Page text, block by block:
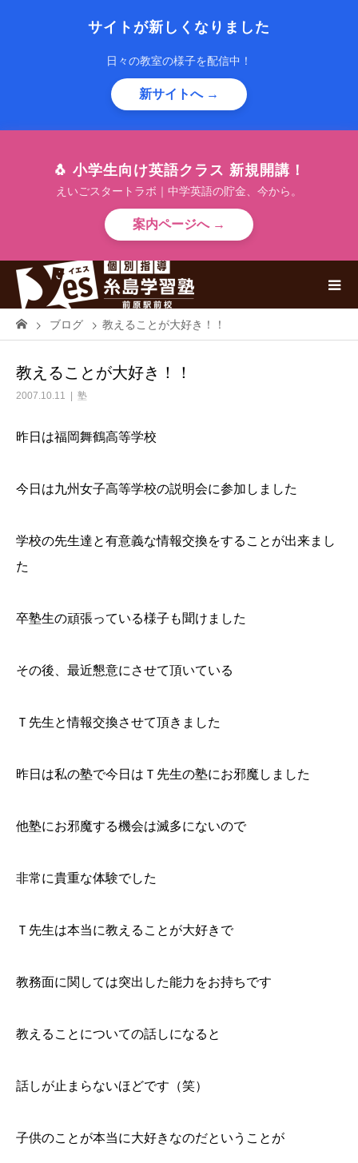
サイトが新しくなりました
日々の教室の様子を配信中！
新サイトへ →
🐧 小学生向け英語クラス 新規開講！
えいごスタートラボ｜中学英語の貯金、今から。
案内ページへ →
ブログ 教えることが大好き！！
教えることが大好き！！
2007.10.11 塾
昨日は福岡舞鶴高等学校
今日は九州女子高等学校の説明会に参加しました
学校の先生達と有意義な情報交換をすることが出来まし
た
卒塾生の頑張っている様子も聞けました
その後、最近懇意にさせて頂いている
Ｔ先生と情報交換させて頂きました
昨日は私の塾で今日はＴ先生の塾にお邪魔しました
他塾にお邪魔する機会は滅多にないので
非常に貴重な体験でした
Ｔ先生は本当に教えることが大好きで
教務面に関しては突出した能力をお持ちです
教えることについての話しになると
話しが止まらないほどです（笑）
子供のことが本当に大好きなのだということが